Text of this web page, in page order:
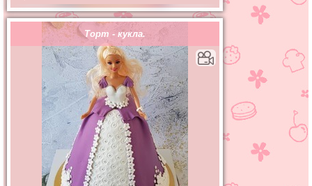
Торт - кукла.